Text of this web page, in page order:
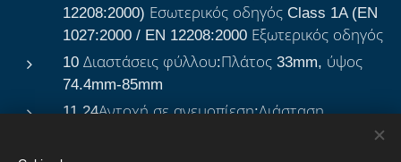
12208:2000) Εσωτερικός οδηγός Class 1A (EN
1027:2000 / EN 12208:2000 Εξωτερικός οδηγός
10 Διαστάσεις φύλλου:Πλάτος 33mm, ύψος
74.4mm-85mm
11 24Αντοχή σε ανεμοπίεση:Διάσταση